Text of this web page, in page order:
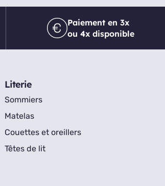
Paiement en 3x
ou 4x disponible
Literie
Sommiers
Matelas
Couettes et oreillers
Têtes de lit